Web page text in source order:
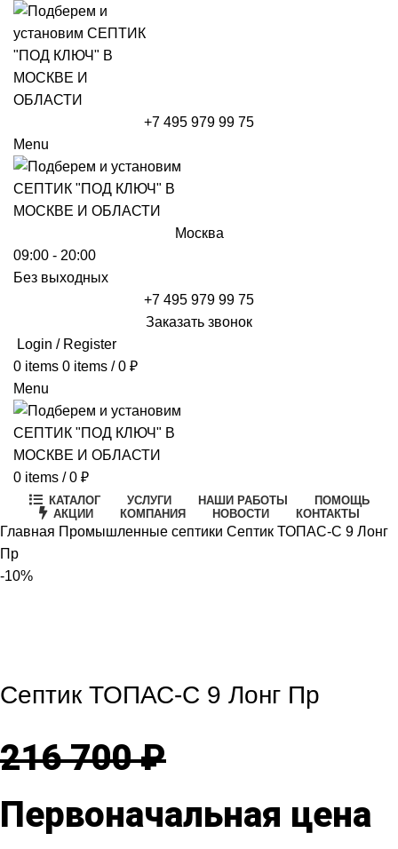
+7 495 979 99 75
Menu
Москва
09:00 - 20:00
Без выходных
+7 495 979 99 75
Заказать звонок
Login / Register
0 items 0 items / 0 ₽
Menu
0 items / 0 ₽
КАТАЛОГ УСЛУГИ НАШИ РАБОТЫ
ПОМОЩЬ
АКЦИИ
КОМПАНИЯ НОВОСТИ КОНТАКТЫ
Главная Промышленные септики Септик ТОПАС-С 9 Лонг
Пр
-10%
Септик ТОПАС-С 9 Лонг Пр
216 700₽
Первоначальная цена